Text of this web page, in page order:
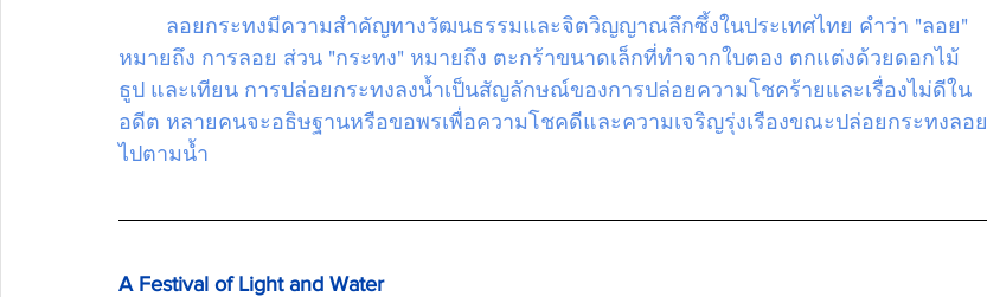
ลอยกระทงมีความสำคัญทางวัฒนธรรมและจิตวิญญาณลึกซึ้งในประเทศไทย คำว่า "ลอย"
หมายถึง การลอย ส่วน "กระทง" หมายถึง ตะกร้าขนาดเล็กที่ทำจากใบตอง ตกแต่งด้วยดอกไม้
ธูป และเทียน การปล่อยกระทงลงน้ำเป็นสัญลักษณ์ของการปล่อยความโชคร้ายและเรื่องไม่ดีใน
อดีต หลายคนจะอธิษฐานหรือขอพรเพื่อความโชคดีและความเจริญรุ่งเรืองขณะปล่อยกระทงลอย
ไปตามน้ำ
A Festival of Light and Water